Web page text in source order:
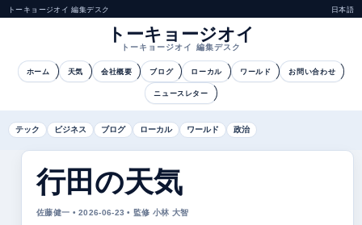
トーキョージオイ 編集デスク 日本語
トーキョージオイ
トーキョージオイ 編集デスク
ホーム 天気 会社概要 ブログ ローカル ワールド お問い合わせ
ニュースレター
テック ビジネス ブログ ローカル ワールド 政治
行田の天気
佐藤健一 • 2026-06-23 • 監修 小林 大智